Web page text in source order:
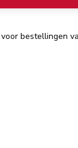
voor bestellingen